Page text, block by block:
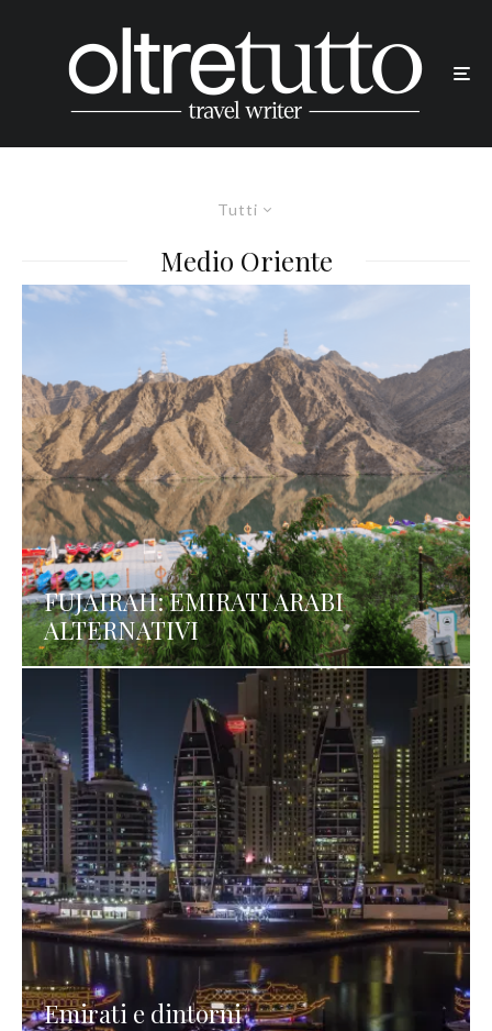
Tutti
Medio Oriente
FUJAIRAH: EMIRATI ARABI
ALTERNATIVI
Emirati e dintorni